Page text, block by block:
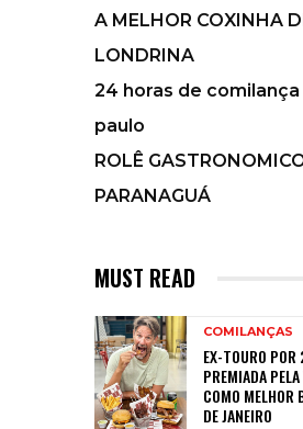
A MELHOR COXINHA
LONDRINA
24 horas de comilança
paulo
ROLÊ
PARANAGUÁ
MUST READ
COMILANÇAS
EX-TOURO POR
PREMIADA
COMO MELHOR
DE JANEIRO